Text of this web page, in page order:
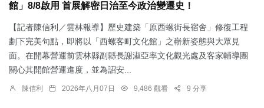
館」8/8啟用 首展解密日治至今政治變遷史！
【記者陳信利／雲林報導】歷史建築「原西螺街長宿舍」修復工程
劃下完美句點，即將以「西螺客町文化館」之嶄新姿態與大眾見
面。在開幕營運前雲林縣副縣長謝淑亞率文化觀光處及客家輔導團
關心其開館營運進度，並為詔安...
陳信利 2026年八月07日 9,486 觀看 9 分享